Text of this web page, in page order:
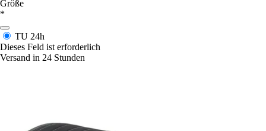
Größe
*
TU 24h
Dieses Feld ist erforderlich
Versand in 24 Stunden